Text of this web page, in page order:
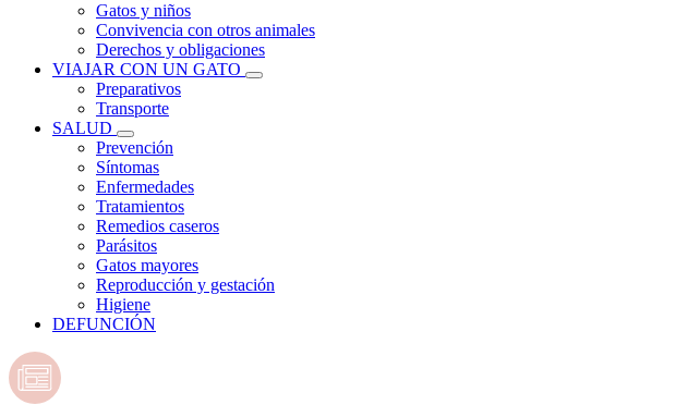
Gatos y niños
Convivencia con otros animales
Derechos y obligaciones
VIAJAR CON UN GATO
Preparativos
Transporte
SALUD
Prevención
Síntomas
Enfermedades
Tratamientos
Remedios caseros
Parásitos
Gatos mayores
Reproducción y gestación
Higiene
DEFUNCIÓN